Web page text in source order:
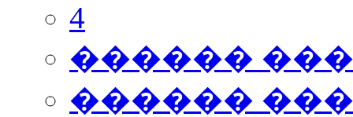
4
������
������